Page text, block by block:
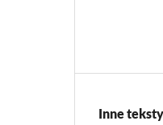
Inne